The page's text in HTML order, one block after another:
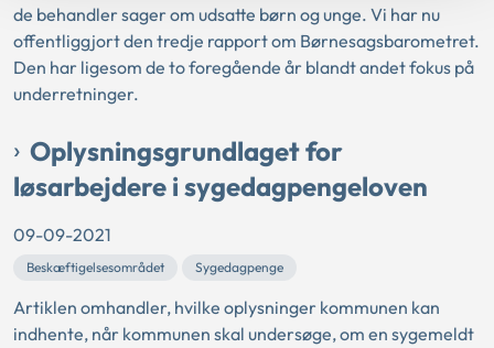
de behandler sager om udsatte børn og unge. Vi har nu
offentliggjort den tredje rapport om Børnesagsbarometret.
Den har ligesom de to foregående år blandt andet fokus på
underretninger.
Oplysningsgrundlaget for
løsarbejdere i sygedagpengeloven
09-09-2021
Beskæftigelsesområdet Sygedagpenge
Artiklen omhandler, hvilke oplysninger kommunen kan
indhente, når kommunen skal undersøge, om en sygemeldt